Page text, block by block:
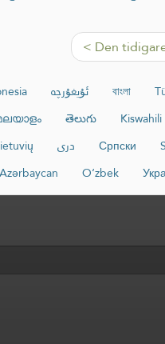
< Den
ئۇيغۇرچە বাংলা
తెలుగు Kiswahili
دری Српски
Azərbaycan O‘zbek